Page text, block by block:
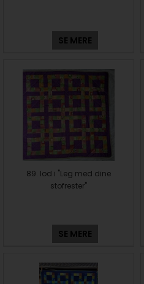
SE MERE
89. lod i "Leg med dine
stofrester"
SE MERE